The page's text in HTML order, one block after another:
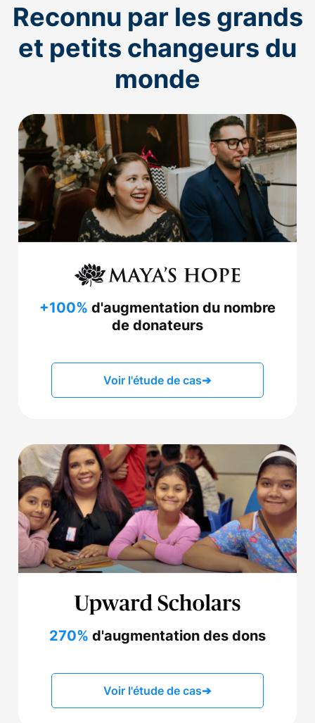
Reconnu par les grands
et petits changeurs du
monde
+100% d'augmentation du nombre
de donateurs
Voir l'étude de cas➔
270% d'augmentation des dons
Voir l'étude de cas➔